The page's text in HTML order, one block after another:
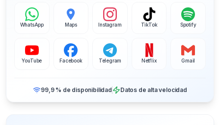
WhatsApp Maps Instagram TikTok Spotify
YouTube Facebook Telegram Netflix Gmail
99,9 % de disponibilidad Datos de alta velocidad